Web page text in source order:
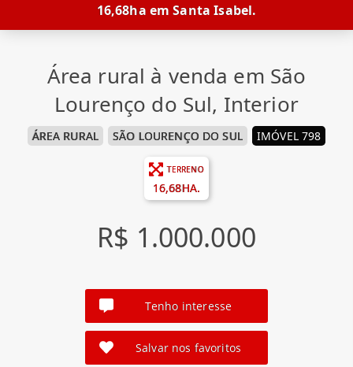
16,68ha em Santa Isabel.
Área rural à venda em São
Lourenço do Sul, Interior
ÁREA RURAL SÃO LOURENÇO DO SUL IMÓVEL 798
TERRENO
16,68HA.
R$ 1.000.000
Tenho interesse
Salvar nos favoritos